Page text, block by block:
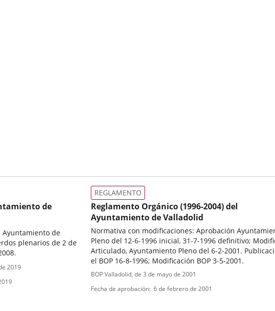
de
Ayuntamiento de
plenarios de 2 de
2019
Reglamento Orgánico (1996-2004) del
Ayuntamiento de Valladolid
Normativa con modificaciones: Aprobación
Pleno del 12-6-1996 inicial, 31-7-1996 definitivo;
Articulado, Ayuntamiento Pleno del 6-2-2001.
el BOP 16-8-1996; Modificación BOP 3-5-2001.
Tipo
de
REGLAMENTO
Referencia
BOP Valladolid, de 3 de mayo de 2001
Fecha de aprobación 6 de febrero de 2001